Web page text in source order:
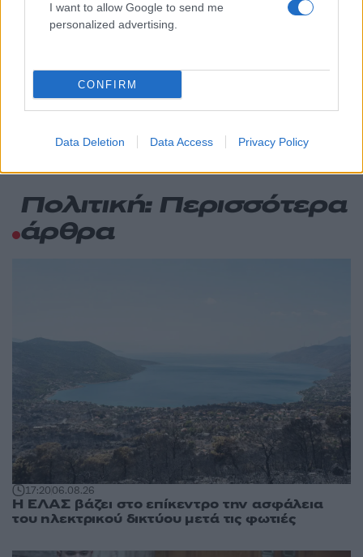
I want to allow Google to send me
personalized advertising.
CONFIRM
Data Deletion Data Access Privacy Policy
Το πολωμένο μελτέμι που τροφοδότησε
τις φωτιές σε Αττική και Βοιωτία: «Από τα
Κρανίου τόπος το Πόρτο Γερμενό μετά το
καταστροφικό πέρασμα της φωτιάς –
Ξεκίνησε η αυτοψία στα καμένα σπίτια
Πολιτική: Περισσότερα
άρθρα
17:2006.08.26
Η ΕΛΑΣ βάζει στο επίκεντρο την ασφάλεια
του ηλεκτρικού δικτύου μετά τις φωτιές